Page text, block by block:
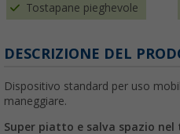
Tostapane pieghevole
DESCRIZIONE DEL
Dispositivo standard per uso
maneggiare.
Super piatto e salva spazio nel